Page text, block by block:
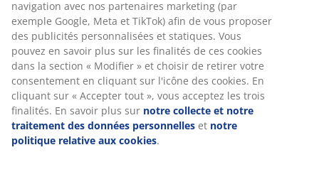
navigation avec nos partenaires marketing (par
exemple Google, Meta et TikTok) afin de vous proposer
des publicités personnalisées et statiques. Vous
pouvez en savoir plus sur les finalités de ces cookies
dans la section « Modifier » et choisir de retirer votre
consentement en cliquant sur l'icône des cookies. En
cliquant sur « Accepter tout », vous acceptez les trois
finalités. En savoir plus sur notre collecte et notre
traitement des données personnelles et notre
politique relative aux cookies.